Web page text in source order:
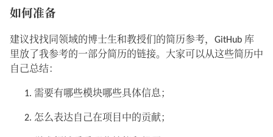
如何准备
建议找找同领域的博士生和教授们的简历参考，GitHub 库
里放了我参考的一部分简历的链接。大家可以从这些简历中
自己总结：
需要有哪些模块哪些具体信息；
怎么表达自己在项目中的贡献；